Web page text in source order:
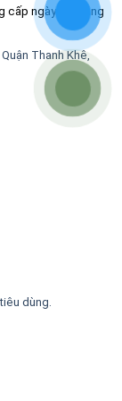
hoặc hộp
hạt Trầm
Hương thì
để xoa
hoặc để
mới đem ra
cấp ngày 13 tháng
Thanh Khê,
dùng.